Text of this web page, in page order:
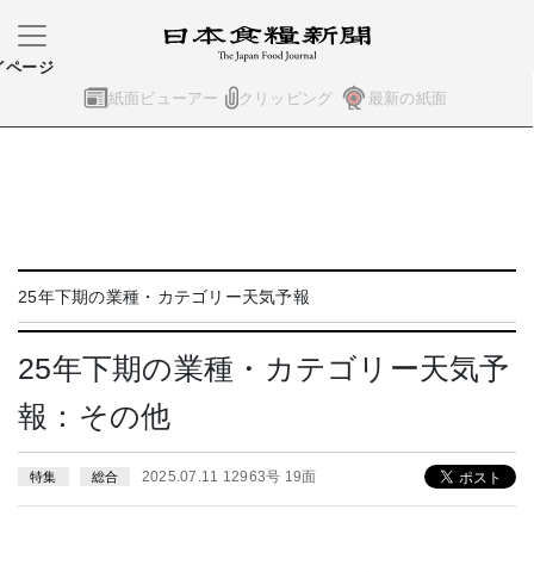
紙面ビューアー クリッピング 最新の紙面
ページ
25年下期の業種・カテゴリー天気予報
25年下期の業種・カテゴリー天気予
報：その他
特集 総合 2025.07.11 12963号 19面